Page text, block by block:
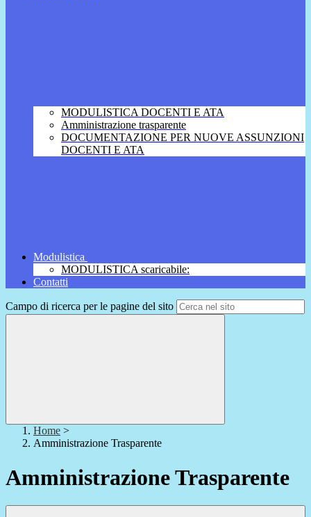
MODULISTICA DOCENTI E ATA
Amministrazione trasparente
DOCUMENTAZIONE PER NUOVE ASSUNZIONI
DOCENTI E ATA
Modulistica
MODULISTICA scaricabile:
Contatti
Campo di ricerca per le pagine del sito
Home >
Amministrazione Trasparente
Amministrazione Trasparente